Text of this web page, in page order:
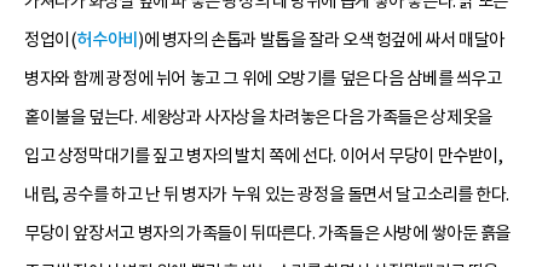
정업이(허수아비 )에 병자의 손톱과 발톱을 잘라 오색 헝겊에 싸서 매달아
병자와 함께 광정에 뉘어 놓고 그 위에 오방기를 덮은 다음 삼베를 씌우고
홑이불을 덮는다. 세왕상과 사자상을 차려놓은 다음 가족들은 상제옷을
입고 상정막대기를 짚고 병자의 발치 쪽에 선다. 이어서 무당이 만수받이,
내림, 공수를 하고 난 뒤 병자가 누워 있는 광정을 돌면서 달고소리를 한다.
무당이 앞장서고 병자의 가족들이 뒤따른다. 가족들은 사방에 쌓아둔 흙을